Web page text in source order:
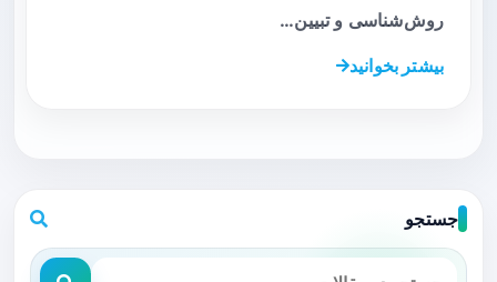
روش‌شناسی و تبیین…
بیشتر بخوانید
جستجو